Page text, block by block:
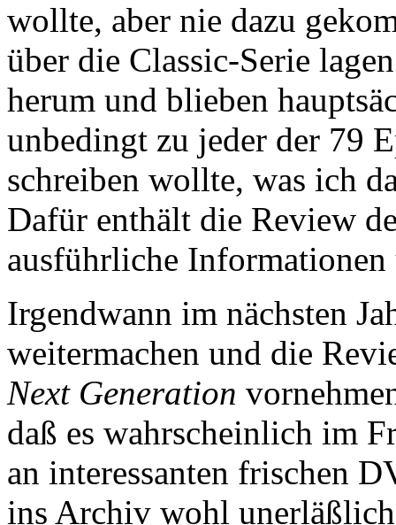
wollte, aber nie dazu
über die Classic-Serie
herum und blieben
unbedingt zu jeder der 79
schreiben wollte, was ich
Dafür enthält die Review
ausführliche
Irgendwann im nächsten
weitermachen und die
Next Generation
daß es wahrscheinlich im
an interessanten frischen
ins Archiv wohl